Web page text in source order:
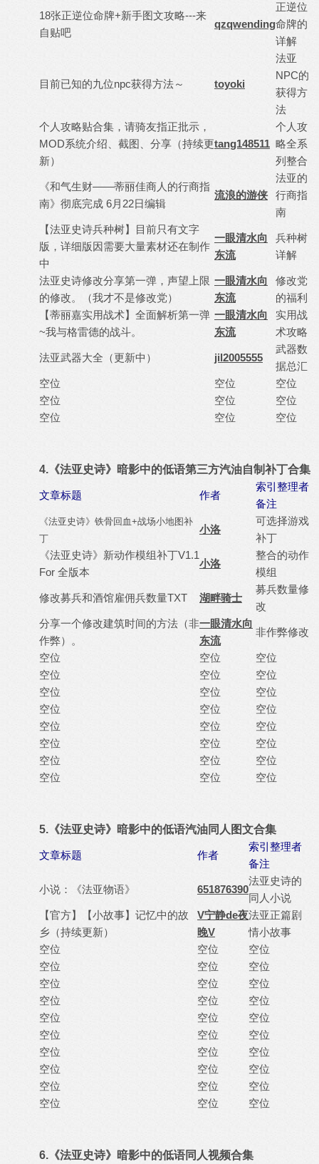
18张正逆位命牌+新手图文攻略---来
自贴吧
qzqwending
正逆位
命牌的
详解
目前已知的九位npc获得方法～ toyoki
法亚
NPC的
获得方
法
个人攻略贴合集，请骑友指正批示，
MOD系统介绍、截图、分享（持续更
新）
tang148511
个人攻
略全系
列整合
《和气生财——蒂丽佳商人的行商指
南》彻底完成 6月22日编辑
流浪的游侠
法亚的
行商指
南
【法亚史诗兵种树】目前只有文字
版，详细版因需要大量素材还在制作
中
一眼清水向
东流
兵种树
详解
法亚史诗修改分享第一弹，声望上限
的修改。（我才不是修改党）
一眼清水向
东流
修改党
的福利
【蒂丽嘉实用战术】全面解析第一弹
~我与格雷德的战斗。
一眼清水向
东流
实用战
术攻略
法亚武器大全（更新中） jil2005555
武器数
据总汇
空位
空位
空位
空位
空位
空位
空位
空位 空位
4.《法亚史诗》暗影中的低语第三方汽油自制补丁合集
文章标题 作者
索引整理者
备注
《法亚史诗》铁骨回血+战场小地图补
丁
小洛
可选择游戏
补丁
《法亚史诗》新动作模组补丁V1.1
For 全版本
小洛
整合的动作
模组
修改募兵和酒馆雇佣兵数量TXT 湖畔骑士
募兵数量修
改
分享一个修改建筑时间的方法（非
作弊）。
一眼清水向
东流
非作弊修改
空位 空位
空位
空位
空位
空位
空位
空位
空位
空位
空位
空位
空位
空位
空位
空位
空位
空位
空位
空位
空位
空位
空位 空位
5.《法亚史诗》暗影中的低语汽油同人图文合集
文章标题 作者
索引整理者
备注
小说：《法亚物语》 651876390
法亚史诗的
同人小说
【官方】【小故事】记忆中的故
乡（持续更新）
V宁静de夜
晚V
法亚正篇剧
情小故事
空位
空位
空位
空位
空位
空位
空位
空位
空位
空位
空位
空位
空位
空位
空位
空位
空位
空位
空位
空位
空位
空位
空位
空位
空位
空位
空位
空位
空位 空位
6.《法亚史诗》暗影中的低语同人视频合集